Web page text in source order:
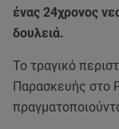
ένας 24χρονος
δουλειά.
Το τραγικό
Παρασκευής στο